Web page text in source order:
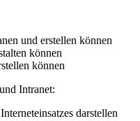
und erstellen können
können
können
Intranet:
darstellen